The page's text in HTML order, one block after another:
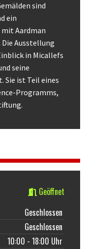
sind
ein
Aardman
Ausstellung
in Micallefs
seine
Sie ist Teil eines
Programms,
Geöffnet
Geschlossen
Geschlossen
10:00 - 18:00 Uhr